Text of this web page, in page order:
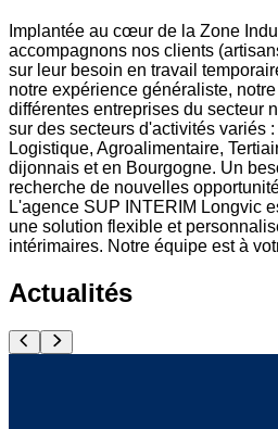
Implantée au cœur de la Zone
accompagnons nos clients
sur leur besoin en travail
notre expérience généraliste,
différentes entreprises du secteur
sur des secteurs d'activités variés :
Logistique, Agroalimentaire,
dijonnais et en Bourgogne. Un
recherche de nouvelles
L'agence SUP INTERIM Longvic
une solution flexible et
intérimaires. Notre équipe est à
Actualités